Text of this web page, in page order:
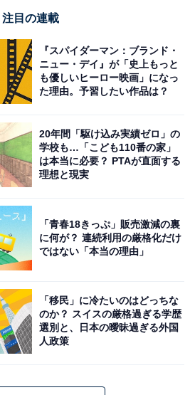
注目の連載
『スパイダーマン：ブランド・
ニュー・デイ』が「史上もっと
も優しいヒーロー映画」になっ
た理由。予習したい作品は？
20年間「駆け込み実績ゼロ」の
学校も…「こども110番の家」
は本当に必要？ PTAが直面する
理想と現実
「青春18きっぷ」販売激減の裏
に何が？ 連続利用の厳格化だけ
ではない「本当の理由」
「移民」に冷たいのはどっちな
のか？ スイスの厳格過ぎる学歴
選別と、日本の曖昧過ぎる外国
人政策